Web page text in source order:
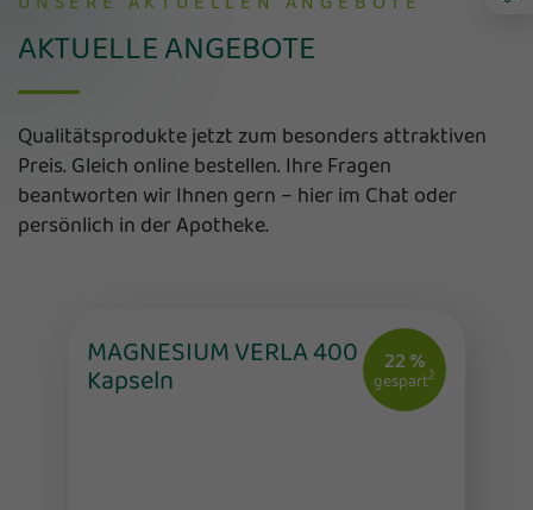
AKTUELLE ANGEBOTE
Qualitätsprodukte jetzt zum besonders attraktiven
Preis. Gleich online bestellen. Ihre Fragen
beantworten wir Ihnen gern – hier im Chat oder
persönlich in der Apotheke.
22 %
gespart2
MAGNESIUM VERLA 400
Kapseln